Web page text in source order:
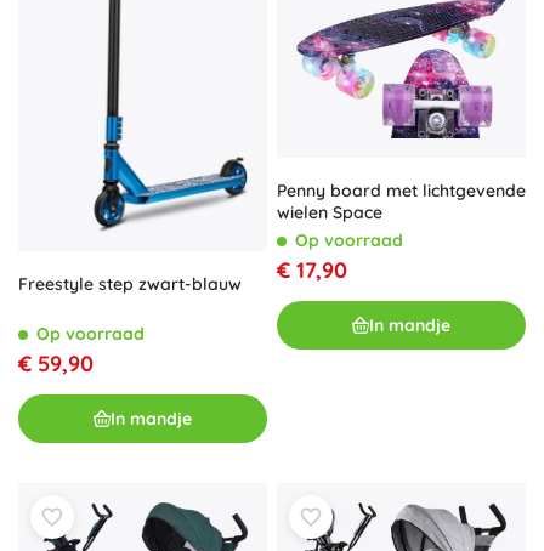
Freestyle step zwart-blauw
Op voorraad
€ 59,90
In mandje
Penny board met lichtgevende
wielen Space
Op voorraad
€ 17,90
In mandje